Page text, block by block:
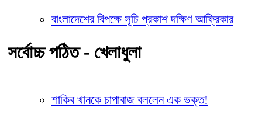
বাংলাদেশের বিপক্ষে সূচি প্রকাশ দক্ষিণ আফ্রিকার
সর্বোচ্চ পঠিত - খেলাধুলা
শাকিব খানকে চাপাবাজ বললেন এক ভক্ত!